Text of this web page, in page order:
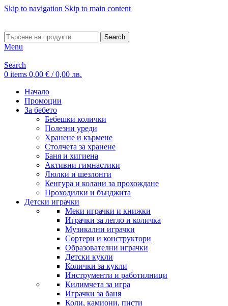
Skip to navigation Skip to main content
Search
Menu
Search
0 items 0,00 € / 0,00 лв.
Начало
Промоции
За бебето
Бебешки колички
Полезни уреди
Хранене и кърмене
Столчета за хранене
Баня и хигиена
Активни гимнастики
Люлки и шезлонги
Кенгура и колани за прохождане
Проходилки и бънджита
Детски играчки
Меки играчки и книжки
Играчки за легло и количка
Музикални играчки
Сортери и конструктори
Образователни играчки
Детски кукли
Колички за кукли
Инструменти и работилници
Килимчета за игра
Играчки за баня
Коли, камиони, писти